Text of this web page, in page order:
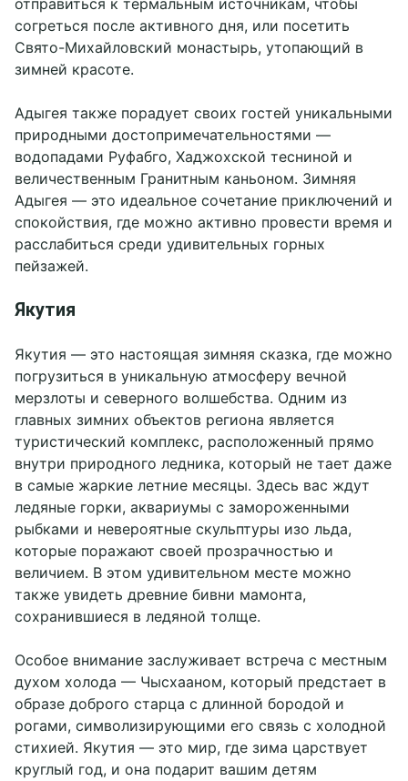
отправиться к термальным источникам, чтобы
согреться после активного дня, или посетить
Свято-Михайловский монастырь, утопающий в
зимней красоте.
Адыгея также порадует своих гостей уникальными
природными достопримечательностями —
водопадами Руфабго, Хаджохской тесниной и
величественным Гранитным каньоном. Зимняя
Адыгея — это идеальное сочетание приключений и
спокойствия, где можно активно провести время и
расслабиться среди удивительных горных
пейзажей.
Якутия
Якутия — это настоящая зимняя сказка, где можно
погрузиться в уникальную атмосферу вечной
мерзлоты и северного волшебства. Одним из
главных зимних объектов региона является
туристический комплекс, расположенный прямо
внутри природного ледника, который не тает даже
в самые жаркие летние месяцы. Здесь вас ждут
ледяные горки, аквариумы с замороженными
рыбками и невероятные скульптуры изо льда,
которые поражают своей прозрачностью и
величием. В этом удивительном месте можно
также увидеть древние бивни мамонта,
сохранившиеся в ледяной толще.
Особое внимание заслуживает встреча с местным
духом холода — Чысхааном, который предстает в
образе доброго старца с длинной бородой и
рогами, символизирующими его связь с холодной
стихией. Якутия — это мир, где зима царствует
круглый год, и она подарит вашим детям